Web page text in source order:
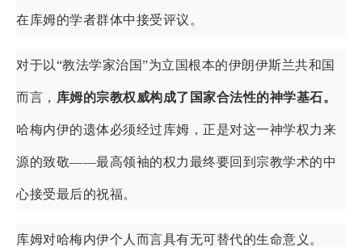
在库姆的学者群体中接受评议。
对于以“教法学家治国”为立国根本的伊朗伊斯兰共和国
而言， 库姆的宗教权威构成了国家合法性的神学基石。
哈梅内伊的遗体必须经过库姆，正是对这一神学权力来
源的致敬——最高领袖的权力最终要回到宗教学术的中
心接受最后的祝福。
库姆对哈梅内伊个人而言具有无可替代的生命意义。